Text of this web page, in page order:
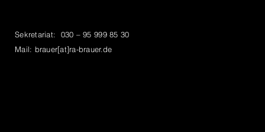
Sekretariat: 030 – 95 999 85 30
Mail: brauer[at]ra-brauer.de